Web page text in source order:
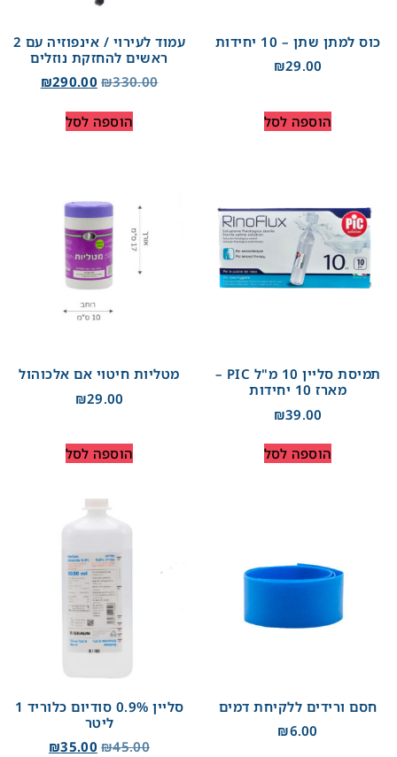
כוס למתן שתן – 10 יחידות
₪29.00
הוספה לסל
עמוד לעירוי / אינפוזיה עם 2
ראשים להחזקת נוזלים
₪330.00
₪290.00
הוספה לסל
תמיסת סליין 10 מ"ל PIC –
מארז 10 יחידות
₪39.00
הוספה לסל
מטליות חיטוי אם אלכוהול
₪29.00
הוספה לסל
חסם ורידים ללקיחת דמים
₪6.00
סליין 0.9% סודיום כלוריד 1
ליטר
₪45.00
₪35.00